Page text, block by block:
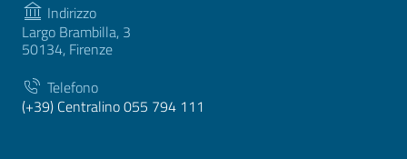
Indirizzo
Largo Brambilla, 3
50134, Firenze
Telefono
(+39) Centralino 055 794 111